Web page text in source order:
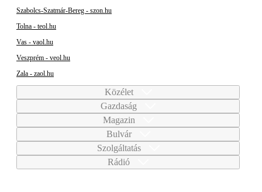
Szabolcs-Szatmár-Bereg - szon.hu
Tolna - teol.hu
Vas - vaol.hu
Veszprém - veol.hu
Zala - zaol.hu
Közélet
Gazdaság
Magazin
Bulvár
Szolgáltatás
Rádió